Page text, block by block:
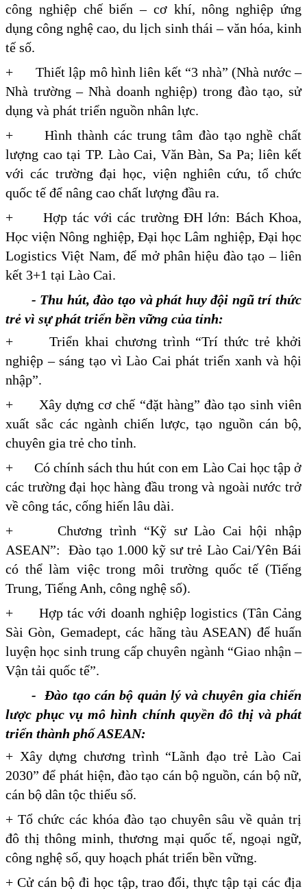
công nghiệp chế biến – cơ khí, nông nghiệp ứng
dụng công nghệ cao, du lịch sinh thái – văn hóa, kinh
tế số.
+ Thiết lập mô hình liên kết “3 nhà” (Nhà nước –
Nhà trường – Nhà doanh nghiệp) trong đào tạo, sử
dụng và phát triển nguồn nhân lực.
+ Hình thành các trung tâm đào tạo nghề chất
lượng cao tại TP. Lào Cai, Văn Bàn, Sa Pa; liên kết
với các trường đại học, viện nghiên cứu, tổ chức
quốc tế để nâng cao chất lượng đầu ra.
+ Hợp tác với các trường ĐH lớn: Bách Khoa,
Học viện Nông nghiệp, Đại học Lâm nghiệp, Đại học
Logistics Việt Nam, để mở phân hiệu đào tạo – liên
kết 3+1 tại Lào Cai.
- Thu hút, đào tạo và phát huy đội ngũ trí thức
trẻ vì sự phát triển bền vững của tỉnh:
+ Triển khai chương trình “Trí thức trẻ khởi
nghiệp – sáng tạo vì Lào Cai phát triển xanh và hội
nhập”.
+ Xây dựng cơ chế “đặt hàng” đào tạo sinh viên
xuất sắc các ngành chiến lược, tạo nguồn cán bộ,
chuyên gia trẻ cho tỉnh.
+ Có chính sách thu hút con em Lào Cai học tập ở
các trường đại học hàng đầu trong và ngoài nước trở
về công tác, cống hiến lâu dài.
+ Chương trình “Kỹ sư Lào Cai hội nhập
ASEAN”: Đào tạo 1.000 kỹ sư trẻ Lào Cai/Yên Bái
có thể làm việc trong môi trường quốc tế (Tiếng
Trung, Tiếng Anh, công nghệ số).
+ Hợp tác với doanh nghiệp logistics (Tân Cảng
Sài Gòn, Gemadept, các hãng tàu ASEAN) để huấn
luyện học sinh trung cấp chuyên ngành “Giao nhận –
Vận tải quốc tế”.
- Đào tạo cán bộ quản lý và chuyên gia chiến
lược phục vụ mô hình chính quyền đô thị và phát
triển thành phố ASEAN:
+ Xây dựng chương trình “Lãnh đạo trẻ Lào Cai
2030” để phát hiện, đào tạo cán bộ nguồn, cán bộ nữ,
cán bộ dân tộc thiểu số.
+ Tổ chức các khóa đào tạo chuyên sâu về quản trị
đô thị thông minh, thương mại quốc tế, ngoại ngữ,
công nghệ số, quy hoạch phát triển bền vững.
+ Cử cán bộ đi học tập, trao đổi, thực tập tại các địa